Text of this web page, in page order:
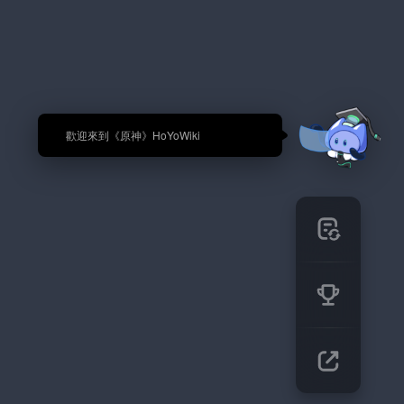
🎉 歡迎來到《原神》HoYoWiki